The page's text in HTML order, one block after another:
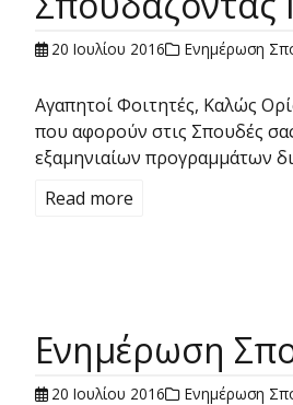
20 Ιουλίου 2016 Ενημέρωση
Αγαπητοί Φοιτητές, Καλώς
που αφορούν στις Σπουδές
εξαμηνιαίων προγραμμάτων
Read more
Ενημέρωση
20 Ιουλίου 2016 Ενημέρωση